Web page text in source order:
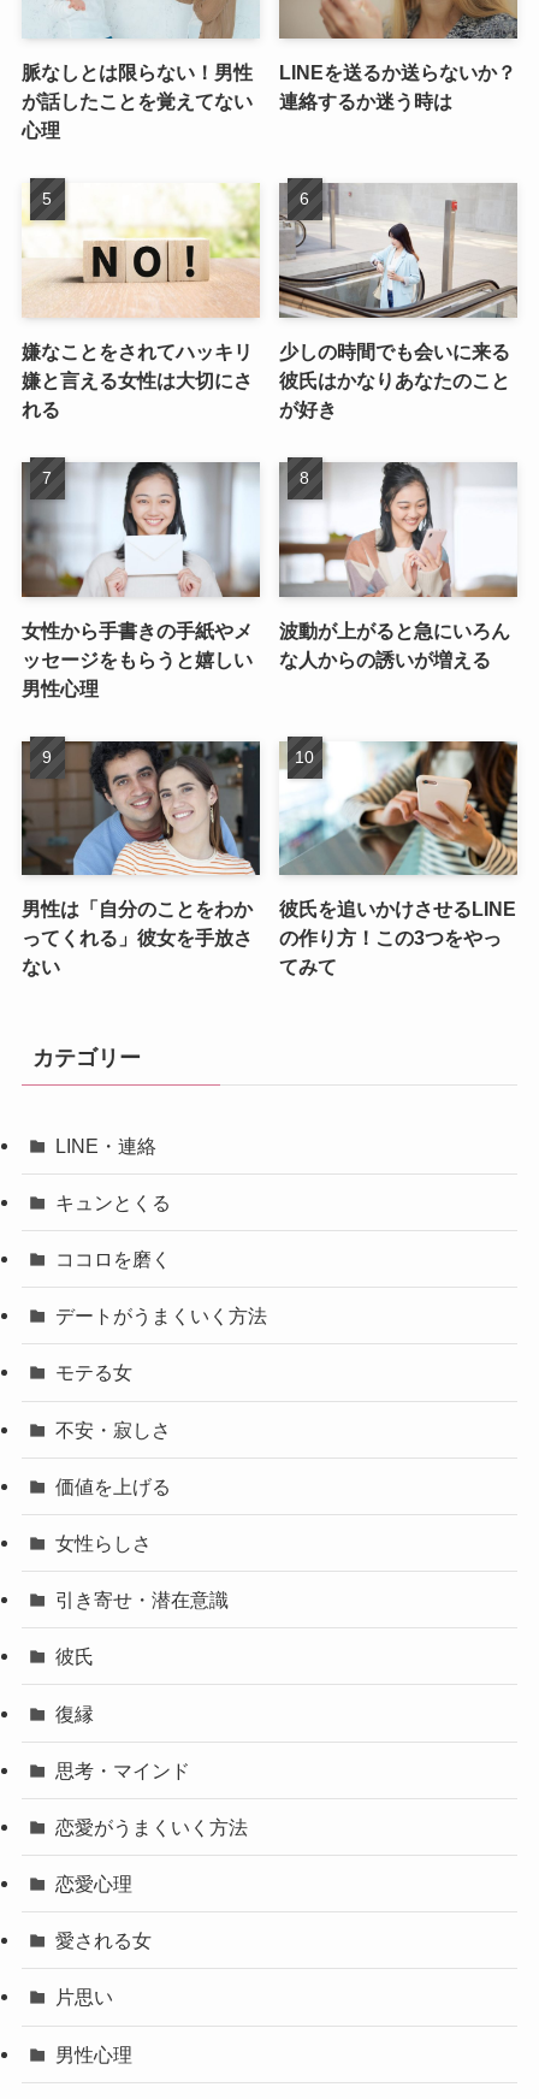
脈なしとは限らない！男性
が話したことを覚えてない
心理
LINEを送るか送らないか？
連絡するか迷う時は
嫌なことをされてハッキリ
嫌と言える女性は大切にさ
れる
少しの時間でも会いに来る
彼氏はかなりあなたのこと
が好き
女性から手書きの手紙やメ
ッセージをもらうと嬉しい
男性心理
波動が上がると急にいろん
な人からの誘いが増える
男性は「自分のことをわか
ってくれる」彼女を手放さ
ない
彼氏を追いかけさせるLINE
の作り方！この3つをやっ
てみて
カテゴリー
LINE・連絡
キュンとくる
ココロを磨く
デートがうまくいく方法
モテる女
不安・寂しさ
価値を上げる
女性らしさ
引き寄せ・潜在意識
彼氏
復縁
思考・マインド
恋愛がうまくいく方法
恋愛心理
愛される女
片思い
男性心理